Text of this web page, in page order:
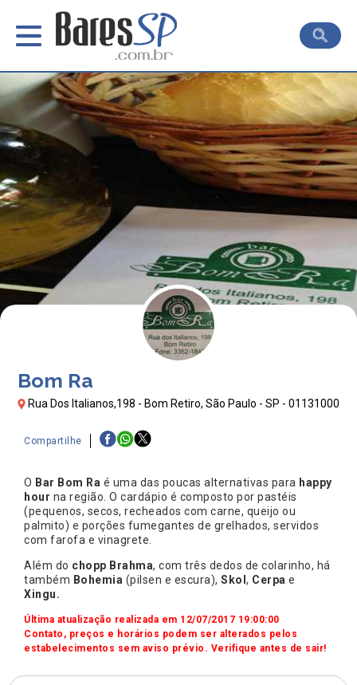
Bom Ra
Rua Dos Italianos,198 - Bom Retiro, São Paulo - SP - 01131000
Compartilhe
O Bar Bom Ra é uma das poucas alternativas para happy
hour na região. O cardápio é composto por pastéis
(pequenos, secos, recheados com carne, queijo ou
palmito) e porções fumegantes de grelhados, servidos
com farofa e vinagrete.
Além do chopp Brahma, com três dedos de colarinho, há
também Bohemia (pilsen e escura), Skol , Cerpa e
Xingu.
Última atualização realizada em 12/07/2017 19:00:00
Contato, preços e horários podem ser alterados pelos
estabelecimentos sem aviso prévio. Verifique antes de sair!